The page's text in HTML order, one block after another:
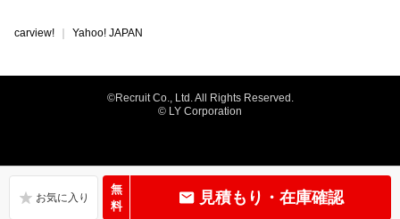
無
料
見積もり・在庫確認
carview! Yahoo! JAPAN
©Recruit Co., Ltd. All Rights Reserved.
© LY Corporation